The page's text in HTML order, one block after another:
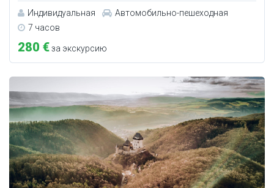
Индивидуальная
Автомобильно-пешеходная
7 часов
280 €за экскурсию